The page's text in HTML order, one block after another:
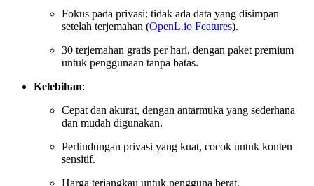
Fokus pada privasi: tidak ada data yang disimpan
setelah terjemahan (OpenL.io Features).
30 terjemahan gratis per hari, dengan paket premium
untuk penggunaan tanpa batas.
Kelebihan:
Cepat dan akurat, dengan antarmuka yang sederhana
dan mudah digunakan.
Perlindungan privasi yang kuat, cocok untuk konten
sensitif.
Harga terjangkau untuk pengguna berat.